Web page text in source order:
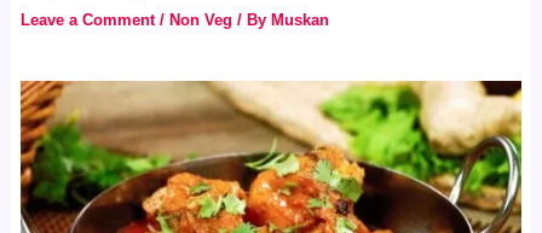
Leave a Comment / Non Veg / By Muskan